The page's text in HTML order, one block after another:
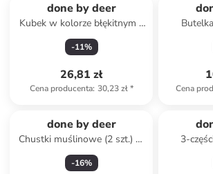
done by deer
Kubek w kolorze błękitnym -
100 ml
-11%
26,81 zł
Cena producenta: 30,23 zł*
Friends"
Cena
done by deer
Chustki muślinowe (2 szt.) w
kolorze musztardowym - 70 x
70 cm
-16%
3-